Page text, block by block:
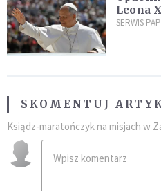
Leona
SERWIS
SKOMENTUJ
Ksiądz-maratończyk na misjach w